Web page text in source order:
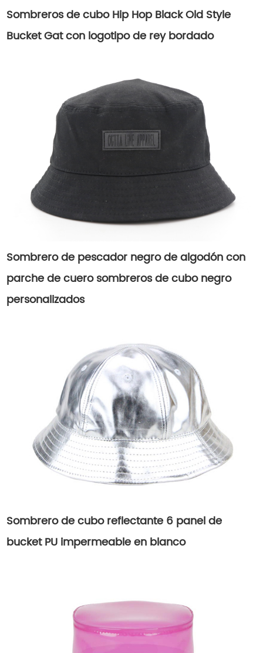
Sombreros de cubo Hip Hop Black Old Style
Bucket Gat con logotipo de rey bordado
Sombrero de pescador negro de algodón con
parche de cuero sombreros de cubo negro
personalizados
Sombrero de cubo reflectante 6 panel de
bucket PU impermeable en blanco